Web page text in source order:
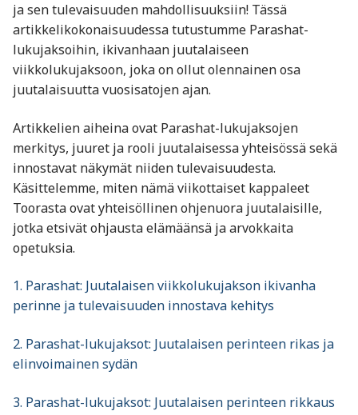
ja sen tulevaisuuden mahdollisuuksiin! Tässä
artikkelikokonaisuudessa tutustumme Parashat-
lukujaksoihin, ikivanhaan juutalaiseen
viikkolukujaksoon, joka on ollut olennainen osa
juutalaisuutta vuosisatojen ajan.
Artikkelien aiheina ovat Parashat-lukujaksojen
merkitys, juuret ja rooli juutalaisessa yhteisössä sekä
innostavat näkymät niiden tulevaisuudesta.
Käsittelemme, miten nämä viikottaiset kappaleet
Toorasta ovat yhteisöllinen ohjenuora juutalaisille,
jotka etsivät ohjausta elämäänsä ja arvokkaita
opetuksia.
1. Parashat: Juutalaisen viikkolukujakson ikivanha
perinne ja tulevaisuuden innostava kehitys
2. Parashat-lukujaksot: Juutalaisen perinteen rikas ja
elinvoimainen sydän
3. Parashat-lukujaksot: Juutalaisen perinteen rikkaus